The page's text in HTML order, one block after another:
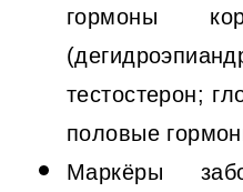
гормоны
тестостерон;
половые
Маркёры